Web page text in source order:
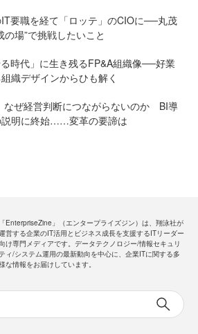
要職を経て「ロッテ」のCIOに──丸茂
の場”で挑戦したいこと
る時代」に生き残るFP&A組織像──好業
織デザインからひも解く
なぜ経営判断につながらないのか BI導
説明に終始……変革の要諦は
「EnterpriseZine」（エンタープライズジン）は、翔泳社が
営する企業のIT活用とビジネス成長を支援するITリーダー
け専門メディアです。データテクノロジー/情報セキュリ
ティ/システム運用の最新動向を中心に、企業ITに関する多
な情報をお届けしています。